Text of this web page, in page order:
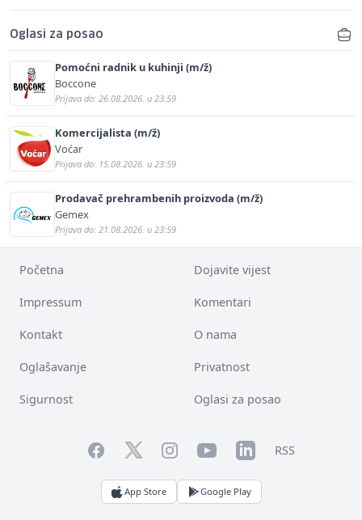
Oglasi za posao
Pomoćni radnik u kuhinji (m/ž)
Boccone
Prijava do: 26.08.2026. u 23:59
Komercijalista (m/ž)
Voćar
Prijava do: 15.08.2026. u 23:59
Prodavač prehrambenih proizvoda (m/ž)
Gemex
Prijava do: 21.08.2026. u 23:59
Početna Dojavite vijest
Impressum Komentari
Kontakt O nama
Oglašavanje Privatnost
Sigurnost Oglasi za posao
FacebookTwitterInstagramYouTubeLinkedInRSS
App Store Google Play